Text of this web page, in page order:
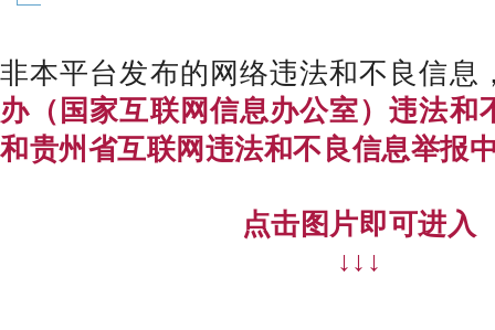
非本平台发布的网络违法和不良信息
办（国家互联网信息办公室）违法和
和贵州省互联网违法和不良信息举报
点击图片即可进入
↓↓↓